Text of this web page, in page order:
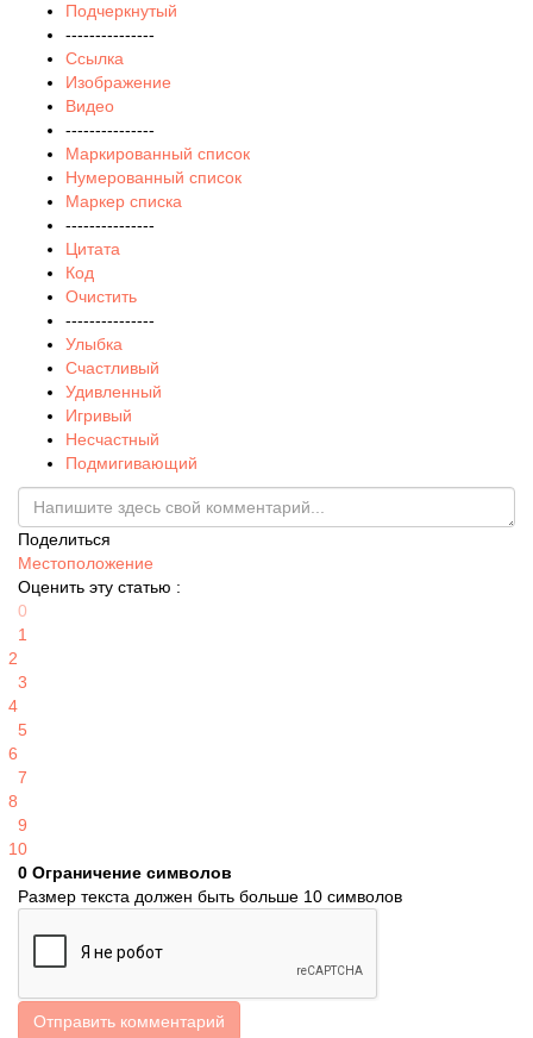
Подчеркнутый
---------------
Ссылка
Изображение
Видео
---------------
Маркированный список
Нумерованный список
Маркер списка
---------------
Цитата
Код
Очистить
---------------
Улыбка
Счастливый
Удивленный
Игривый
Несчастный
Подмигивающий
Поделиться
Местоположение
Оценить эту статью :
0
1
2
3
4
5
6
7
8
9
10
0 Ограничение символов
Размер текста должен быть больше 10 символов
Отправить комментарий